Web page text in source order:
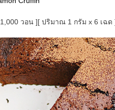
วอน ][ ปริมาณ 1 กรัม x 6 เฉด